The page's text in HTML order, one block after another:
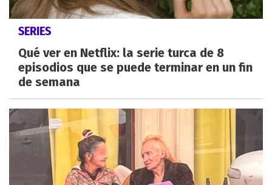
SERIES
Qué ver en Netflix: la serie turca de 8
episodios que se puede terminar en un fin
de semana